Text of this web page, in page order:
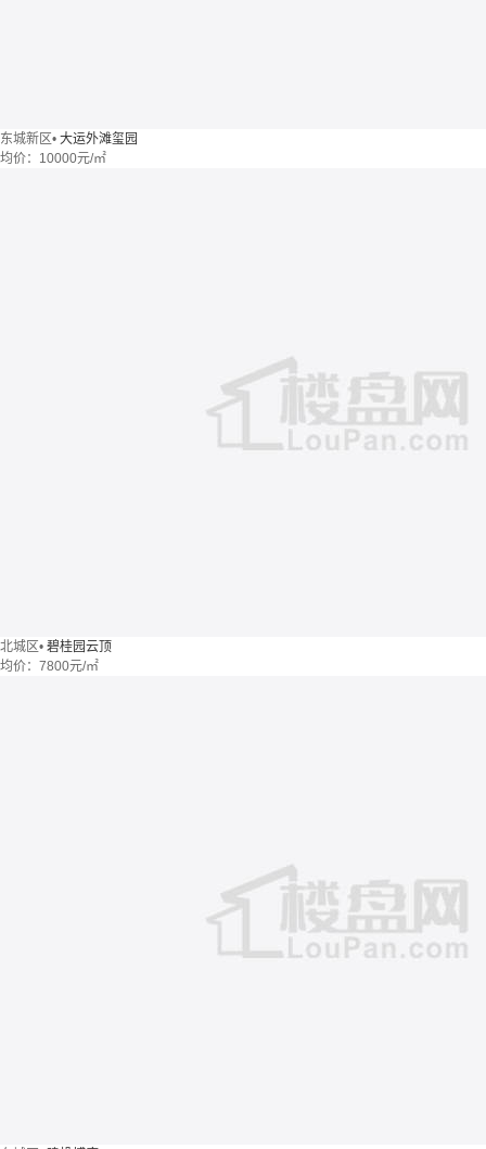
东城新区• 大运外滩玺园
均价： 10000元/㎡
北城区• 碧桂园云顶
均价： 7800元/㎡